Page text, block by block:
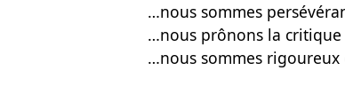
…nous sommes
…nous prônons la critique
…nous sommes